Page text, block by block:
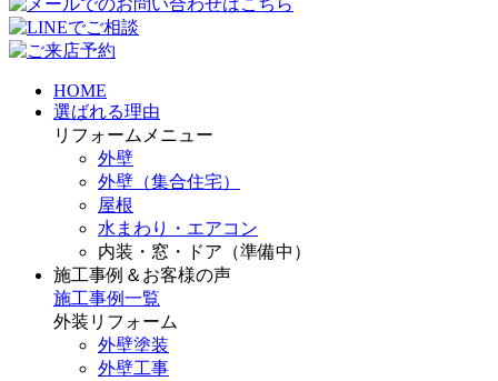
HOME
選ばれる理由
リフォームメニュー
外壁
外壁（集合住宅）
屋根
水まわり・エアコン
内装・窓・ドア（準備中）
施工事例＆お客様の声
施工事例一覧
外装リフォーム
外壁塗装
外壁工事